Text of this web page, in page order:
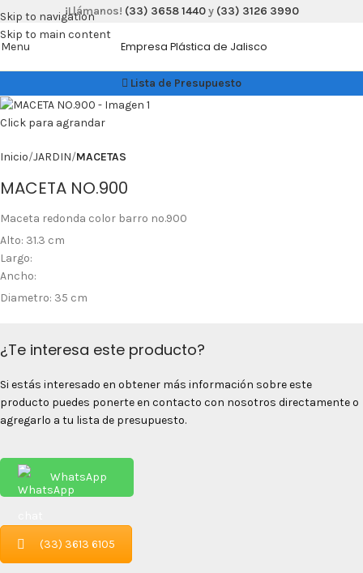
Skip to navigation
Skip to main content
¡Llámanos! (33) 3658 1440y (33) 3126 3990
Menu Empresa Plástica de Jalisco
Lista de Presupuesto
Click para agrandar
Inicio JARDIN MACETAS
MACETA NO.900
Maceta redonda color barro no.900
Alto: 31.3 cm
Largo:
Ancho:
Diametro: 35 cm
¿Te interesa este producto?
Si estás interesado en obtener más información sobre este
producto puedes ponerte en contacto con nosotros directamente o
agregarlo a tu lista de presupuesto.
WhatsApp
(33) 3613 6105